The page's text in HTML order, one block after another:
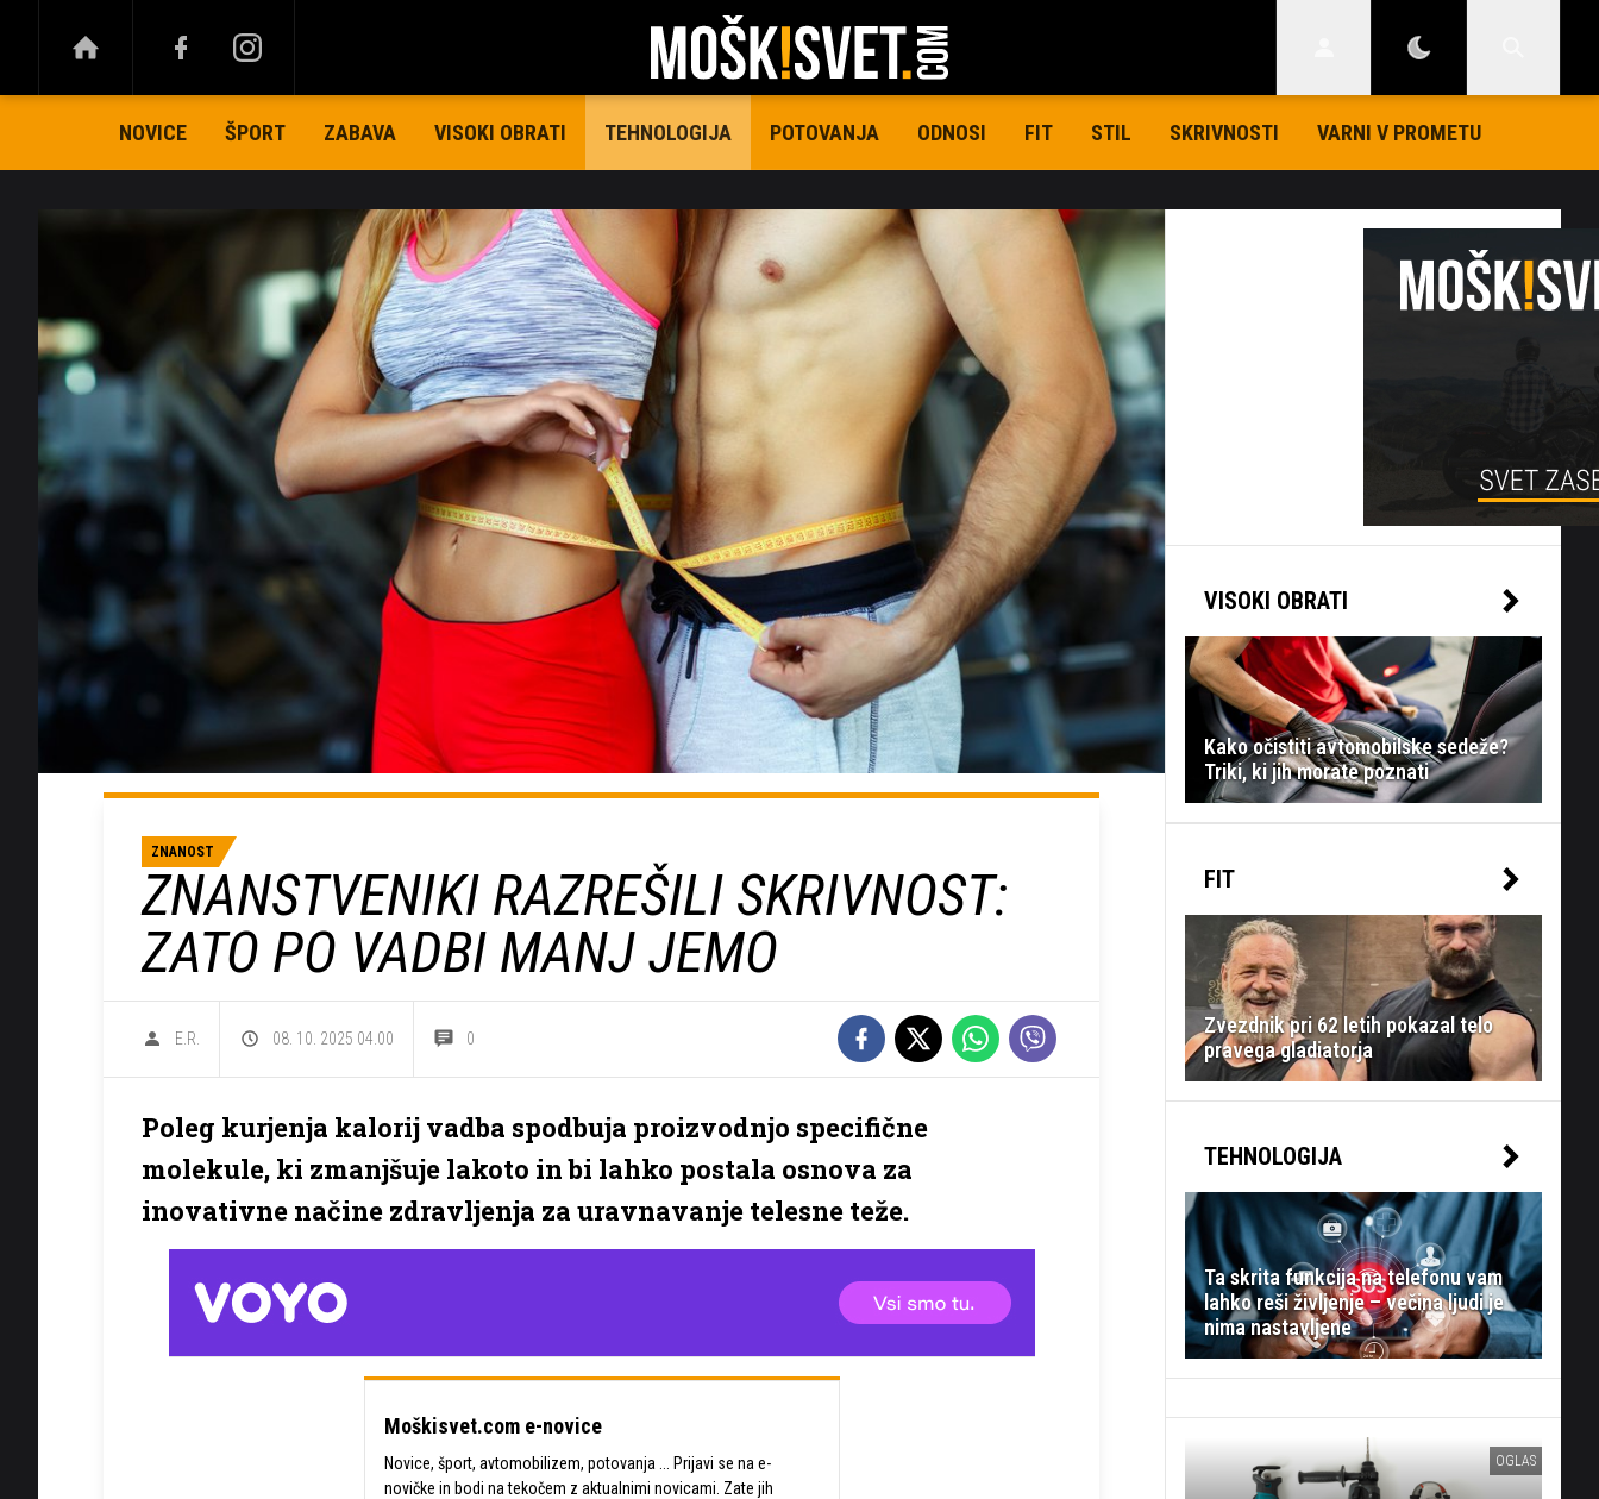
NOVICE ŠPORT ZABAVA VISOKI OBRATI TEHNOLOGIJA POTOVANJA ODNOSI FIT STIL SKRIVNOSTI VARNI V PROMETU
ZNANOST
ZNANSTVENIKI RAZREŠILI SKRIVNOST:
ZATO PO VADBI MANJ JEMO
E.R. 08. 10. 2025 04.00 0
Poleg kurjenja kalorij vadba spodbuja proizvodnjo specifične
molekule, ki zmanjšuje lakoto in bi lahko postala osnova za
inovativne načine zdravljenja za uravnavanje telesne teže.
Moškisvet.com e-novice
Novice, šport, avtomobilizem, potovanja ... Prijavi se na e-
novičke in bodi na tekočem z aktualnimi novicami. Zate jih
VISOKI OBRATI
Kako očistiti avtomobilske sedeže?
Triki, ki jih morate poznati
FIT
Zvezdnik pri 62 letih pokazal telo
pravega gladiatorja
TEHNOLOGIJA
Ta skrita funkcija na telefonu vam
lahko reši življenje – večina ljudi je
nima nastavljene
OGLAS